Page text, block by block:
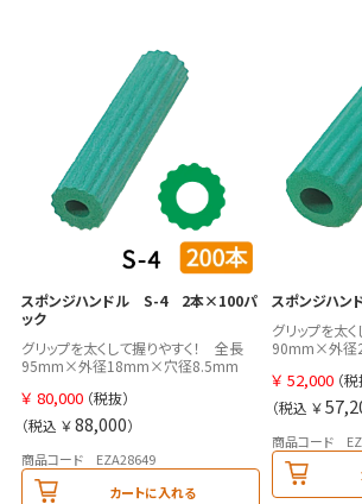
スポンジハンドル S-4 2本×100パ
ック
グリップを太くして握りやすく！ 全長
95mm×外径18mm×穴径8.5mm
￥ 80,000 （税抜）
（税込 ￥88,000）
商品コード EZA28649
カートに入れる
スポンジハ
グリップを太
90mm×外径
￥ 52,000 （税
（税込 ￥
商品コード